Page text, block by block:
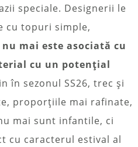
speciale. Designerii le
cu topuri simple,
mai este asociată cu
cu un potențial
în sezonul SS26, trec și
proporțiile mai rafinate,
mai sunt infantile, ci
cu caracterul estival al